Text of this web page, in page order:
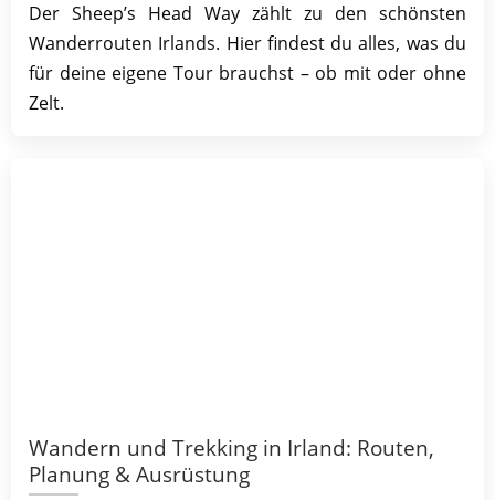
Der Sheep’s Head Way zählt zu den schönsten
Wanderrouten Irlands. Hier findest du alles, was du
für deine eigene Tour brauchst – ob mit oder ohne
Zelt.
Wandern und Trekking in Irland: Routen,
Planung & Ausrüstung